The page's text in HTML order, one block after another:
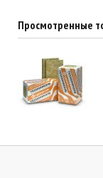
Просмотренные